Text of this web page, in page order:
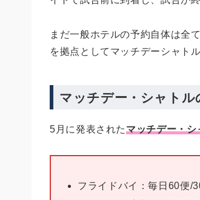
まだ一般ホテルの予約自体は全
を拠点としてマッチデーシャト
マッチデー・シャトル
5月に発表されたマッチデー・シ
フライドバイ：毎日60便/